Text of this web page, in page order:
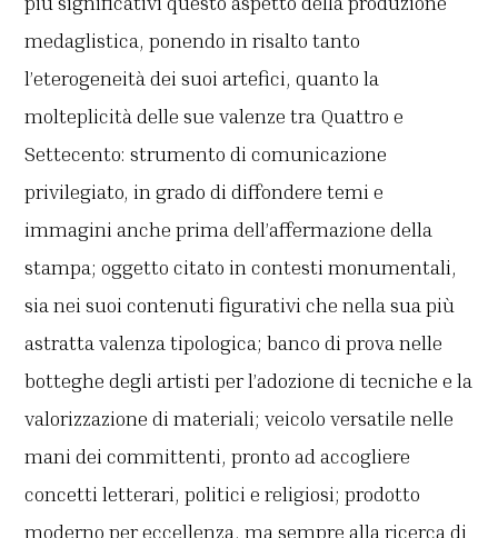
medaglistica, ponendo in risalto tanto
l’eterogeneità dei suoi artefici, quanto la
molteplicità delle sue valenze tra Quattro e
Settecento: strumento di comunicazione
privilegiato, in grado di diffondere temi e
immagini anche prima dell’affermazione della
stampa; oggetto citato in contesti monumentali,
sia nei suoi contenuti figurativi che nella sua più
astratta valenza tipologica; banco di prova nelle
botteghe degli artisti per l’adozione di tecniche e la
valorizzazione di materiali; veicolo versatile nelle
mani dei committenti, pronto ad accogliere
concetti letterari, politici e religiosi; prodotto
moderno per eccellenza, ma sempre alla ricerca di